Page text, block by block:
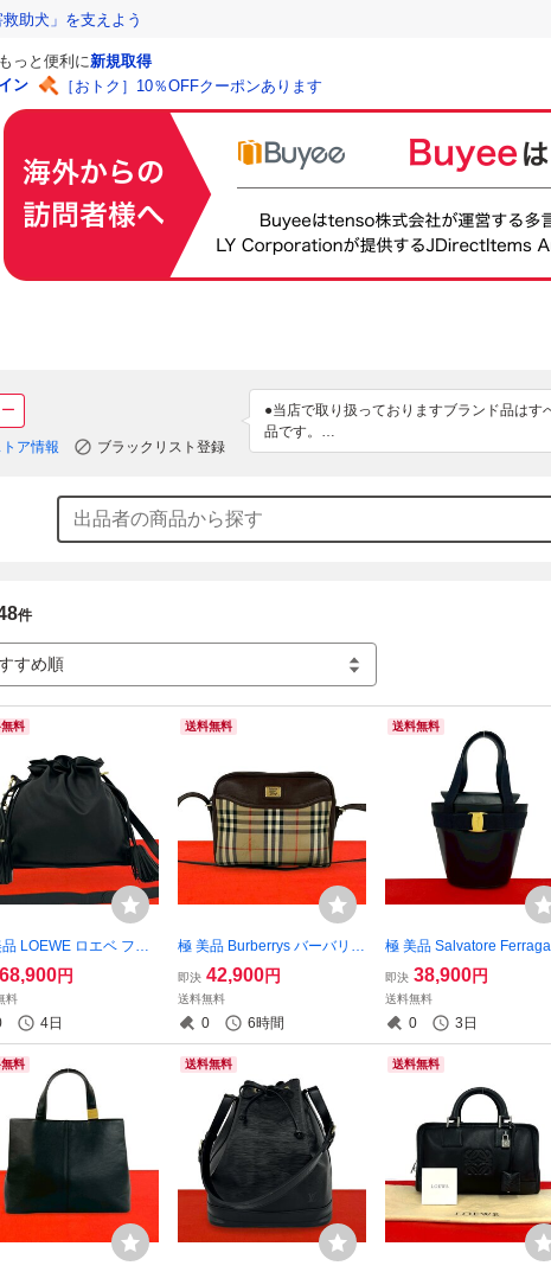
助犬」を支えよう
っと便利に新規取得
ン
［おトク］10％OFFクーポンあります
トア情報 ブラックリスト登録
●当店で取り扱っておりますブランド品は
品です。
にご連絡をお願いいたします。商品を返送
●新規の方、マイナス評価が多い方などの入
●定休日:水曜日
件
すめ順
料
LOEWE ロエベ フラ
コ アナグラム ロゴ 柄 刻
ッパ レザー 本革 タッセ
ショルダーバッグ ブ
245-2
68,900円
料
4日
送料無料
極 美品 Burberrys バーバリー
ズ ノバチェック シャドーホ
ース 柄 キャンバス レザー 本
革 ショルダーバッグ ポシェ
ット ブラウン 16662
即決 42,900円
送料無料
0 6時間
送料無料
極 美品 Salvatore
サルヴァトーレフェラガモ
ヴィンテージ ヴァラリボン
金具 レザー 本革 ハンドバ
グ ネイビー 19299
即決 38,900円
送料無料
0 3日
料 送料無料 送料無料